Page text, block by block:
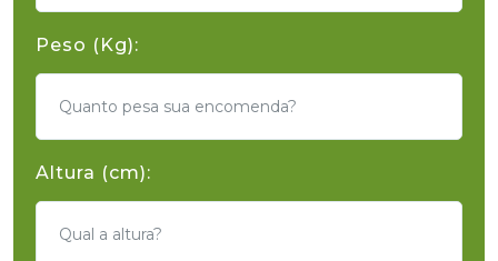
Peso (Kg):
Altura (cm):